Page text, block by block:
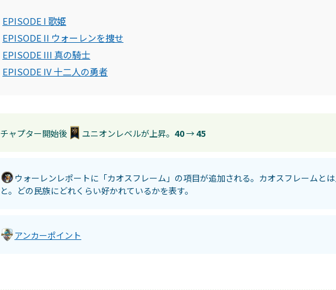
EPISODE I 歌姫
EPISODE II ウォーレンを捜せ
EPISODE III 真の騎士
EPISODE IV 十二人の勇者
チャプター開始後 ユニオンレベルが上昇。 40→45
ウォーレンレポートに「カオスフレーム」の項目が追加される。カオスフレームと
と。どの民族にどれくらい好かれているかを表す。
アンカーポイント